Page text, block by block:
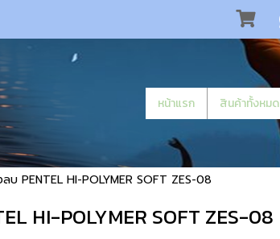
หน้าแรก สินค้าทั้งหมด
บ PENTEL HI-POLYMER SOFT ZES-08
HI-POLYMER SOFT ZES-08